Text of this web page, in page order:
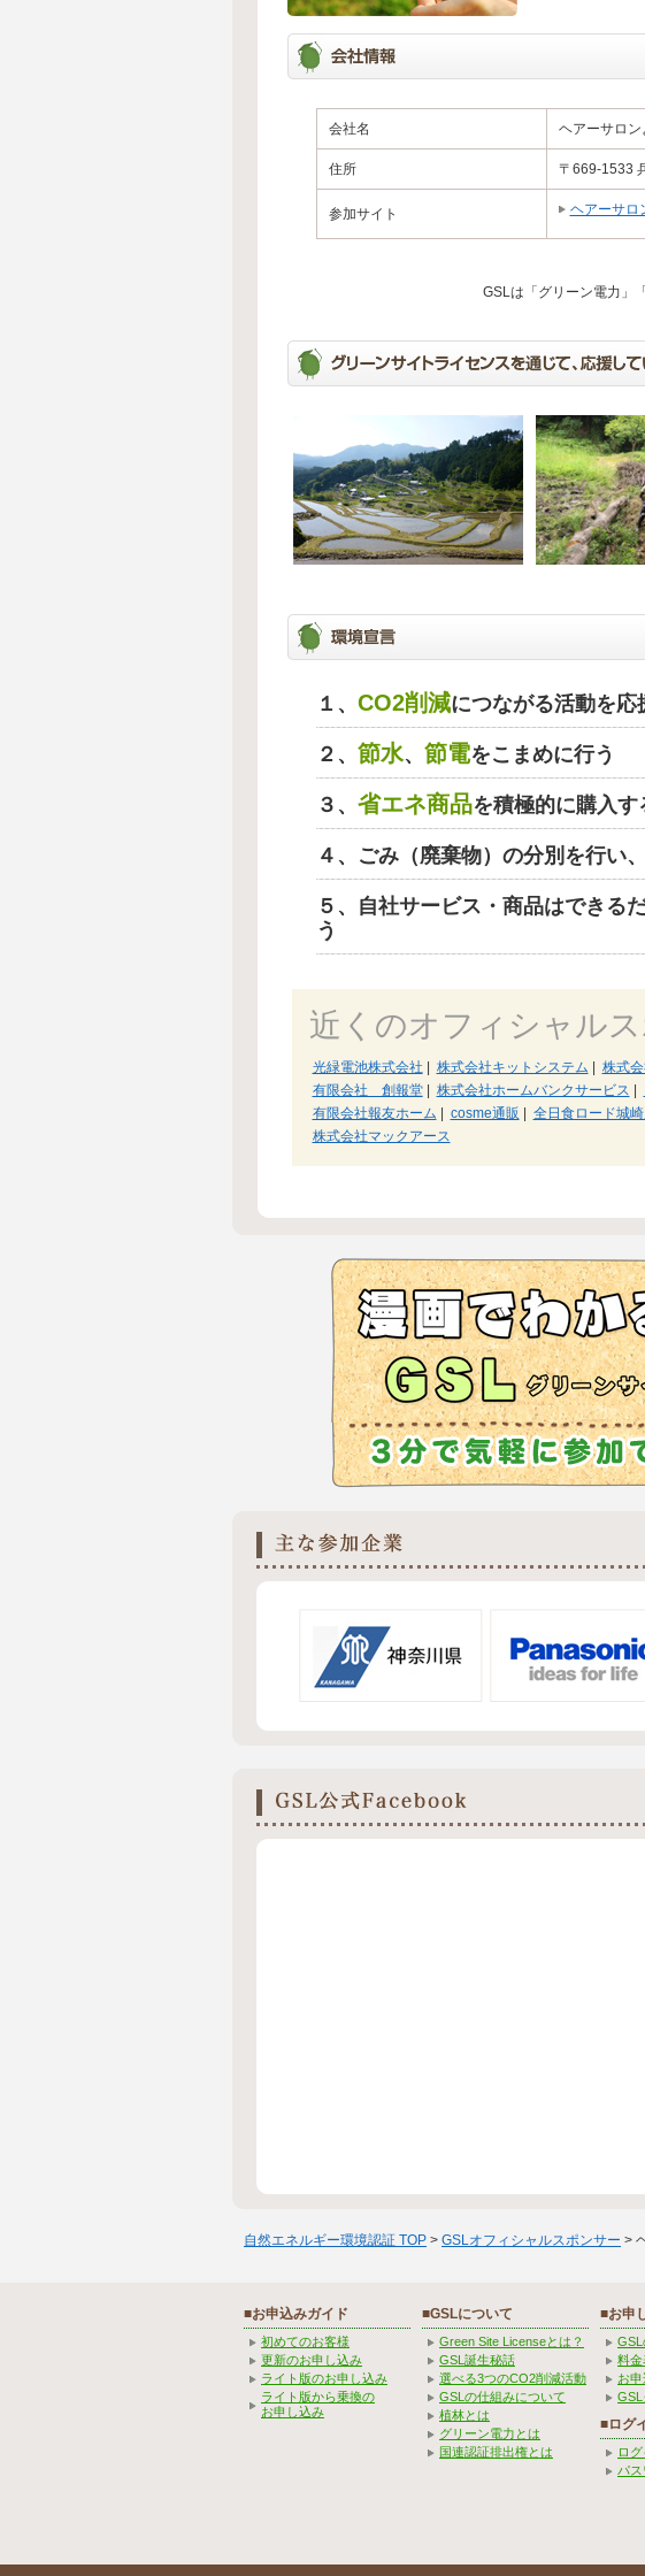
会社名 ヘアーサロ
住所 〒669-1533
参加サイト ヘアーサロ
GSLは「グリーン電力」
１、 CO2削減につながる活動を応
２、 節水、 節電をこまめに行う
３、 省エネ商品を積極的に購入す
４、ごみ（廃棄物）の分別を行い、
５、自社サービス・商品はできる
う
近くのオフィシャル
光緑電池株式会社 株式会社キットシステム 株式
有限会社 創報堂| 株式会社ホームバンクサービス
有限会社報友ホーム
cosme通販 全日食ロード城
株式会社マックアース
自然エネルギー環境認証 TOP > GSLオフィシャルスポンサー >
■お申込みガイド
初めてのお客様
更新のお申し込み
ライト版のお申し込み
ライト版から乗換の
お申し込み
■GSLについて
Green Site Licenseとは？
GSL誕生秘話
選べる3つのCO2削減活動
GSLの仕組みについて
植林とは
グリーン電力とは
国連認証排出権とは
■お申
GSL
料金
お
GSL
■ログ
ロ
パ